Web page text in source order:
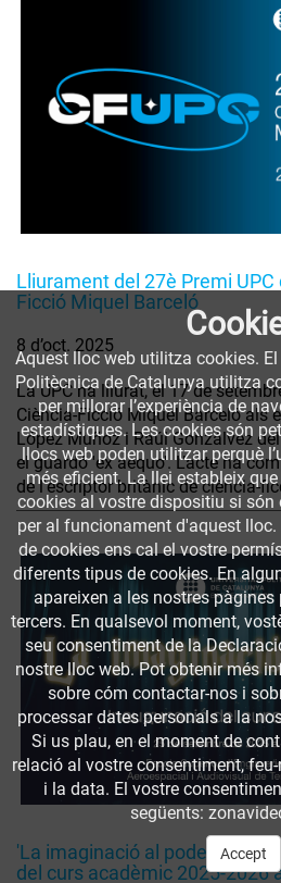
Lliurament del 27è Premi UPC
Ficció Miquel Barceló
8 d’oct. 2025
La UPC ha lliurat, el 17 de
Ciència-Ficció Miquel Barceló als
López Muñoz i Raúl Gonzálvez
el guardó 'ex aequo'. L’acte ha
de l'escriptor britànic de ciència-
'La imaginació al poder': acte
del curs acadèmic 2025-2026
Aquest lloc web utilitza cookies.
Politècnica de Catalunya utilitza
per millorar l’experiència de
estadístiques. Les cookies són
llocs web poden utilitzar perquè
més eficient. La llei estableix
cookies al vostre dispositiu si són
per al funcionament d'aquest
de cookies ens cal el vostre
diferents tipus de cookies. En
apareixen a les nostres pàgines
tercers. En qualsevol moment,
seu consentiment de la
nostre lloc web. Pot obtenir més
sobre cóm contactar-nos i
processar dates personals a la
Si us plau, en el moment de
relació al vostre consentiment,
i la data. El vostre
següents:
Accept